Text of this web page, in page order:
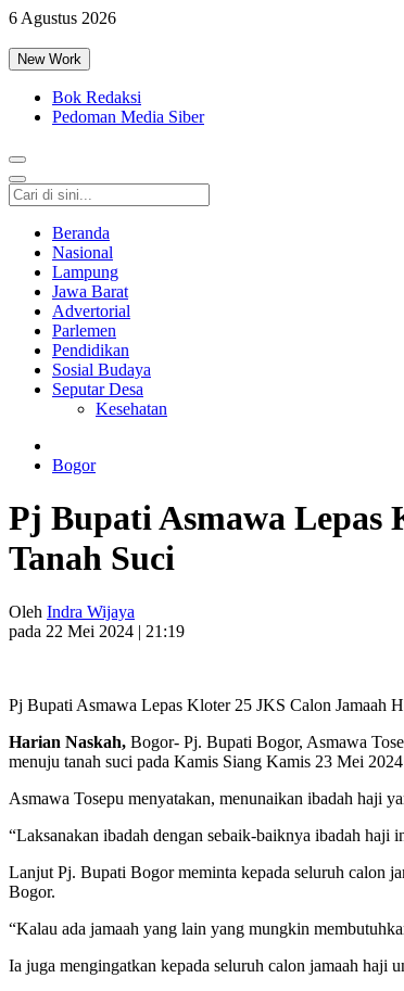
6 Agustus 2026
New Work
Bok Redaksi
Pedoman Media Siber
Beranda
Nasional
Lampung
Jawa Barat
Advertorial
Parlemen
Pendidikan
Sosial Budaya
Seputar Desa
Kesehatan
Bogor
Pj Bupati Asmawa Lepas
Tanah Suci
Oleh Indra Wijaya
pada 22 Mei 2024 | 21:19
Pj Bupati Asmawa Lepas Kloter 25 JKS Calon Jamaah
Harian Naskah, Bogor- Pj. Bupati Bogor, Asmawa
menuju tanah suci pada Kamis Siang Kamis 23 Mei
Asmawa Tosepu menyatakan, menunaikan ibadah haji
“Laksanakan ibadah dengan sebaik-baiknya ibadah haji
Lanjut Pj. Bupati Bogor meminta kepada seluruh calon
Bogor.
“Kalau ada jamaah yang lain yang mungkin
Ia juga mengingatkan kepada seluruh calon jamaah haji